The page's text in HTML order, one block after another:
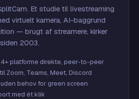
Et studie til livestreaming
virtuelt kamera, AI-baggrund
— brugt af streamere, kirker
2003.
platforme direkte, peer-to-peer
Zoom, Teams, Meet, Discord
behov for green screen
med ét klik